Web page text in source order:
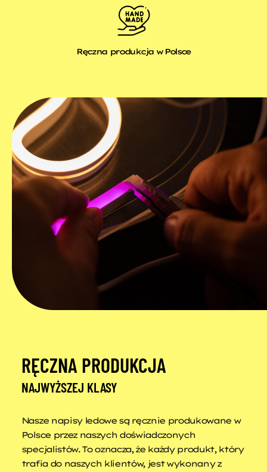
Ręczna produkcja w Polsce
RĘCZNA PRODUKCJA
NAJWYŻSZEJ KLASY
Nasze napisy ledowe są ręcznie produkowane w
Polsce przez naszych doświadczonych
specjalistów. To oznacza, że każdy produkt, który
trafia do naszych klientów, jest wykonany z